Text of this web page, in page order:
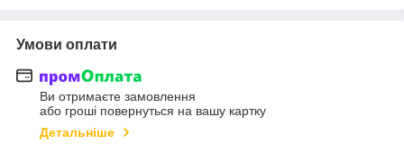
Умови оплати
Ви отримаєте замовлення
або гроші повернуться на вашу картку
Детальніше